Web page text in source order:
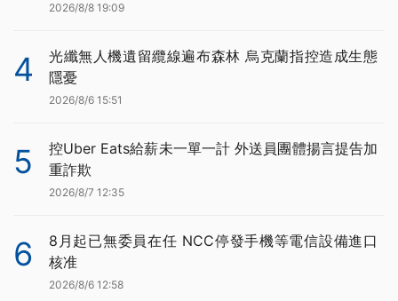
2026/8/8 19:09
4
光纖無人機遺留纜線遍布森林 烏克蘭指控造成生態
隱憂
2026/8/6 15:51
5
控Uber Eats給薪未一單一計 外送員團體揚言提告加
重詐欺
2026/8/7 12:35
6
8月起已無委員在任 NCC停發手機等電信設備進口
核准
2026/8/6 12:58